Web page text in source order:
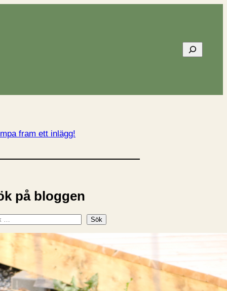
Sök
fram ett inlägg!
på bloggen
Sök
inlägg